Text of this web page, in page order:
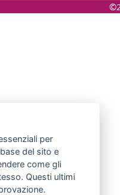
per
del sito e
come gli
Questi ultimi